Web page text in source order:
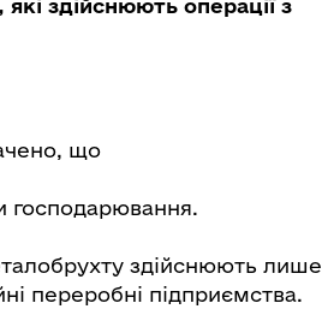
здійснюють операції з
що
господарювання.
здійснюють лише
переробні підприємства.